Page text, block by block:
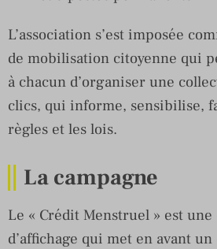
L’association s’est imposée
de mobilisation citoyenne qui
à chacun d’organiser une
clics, qui informe, sensibilise,
règles et les lois.
La campagne
Le « Crédit Menstruel » est une
d’affichage qui met en avant